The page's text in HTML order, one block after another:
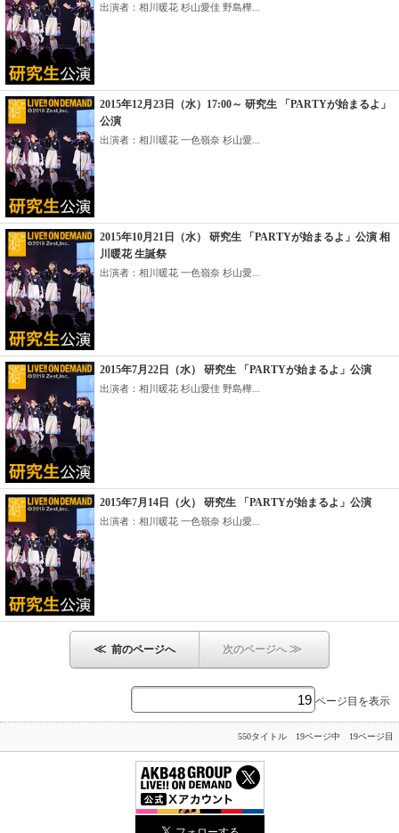
出演者：相川暖花 杉山愛佳 野島樺...
2015年12月23日（水）17:00～ 研究生 「PARTYが始まるよ」
公演
出演者：相川暖花 一色嶺奈 杉山愛...
2015年10月21日（水） 研究生 「PARTYが始まるよ」公演 相
川暖花 生誕祭
出演者：相川暖花 一色嶺奈 杉山愛...
2015年7月22日（水） 研究生 「PARTYが始まるよ」公演
出演者：相川暖花 杉山愛佳 野島樺...
2015年7月14日（火） 研究生 「PARTYが始まるよ」公演
出演者：相川暖花 一色嶺奈 杉山愛...
≪ 前のページへ 次のページへ≫
ページ目を表示
550タイトル 19ページ中 19ページ目